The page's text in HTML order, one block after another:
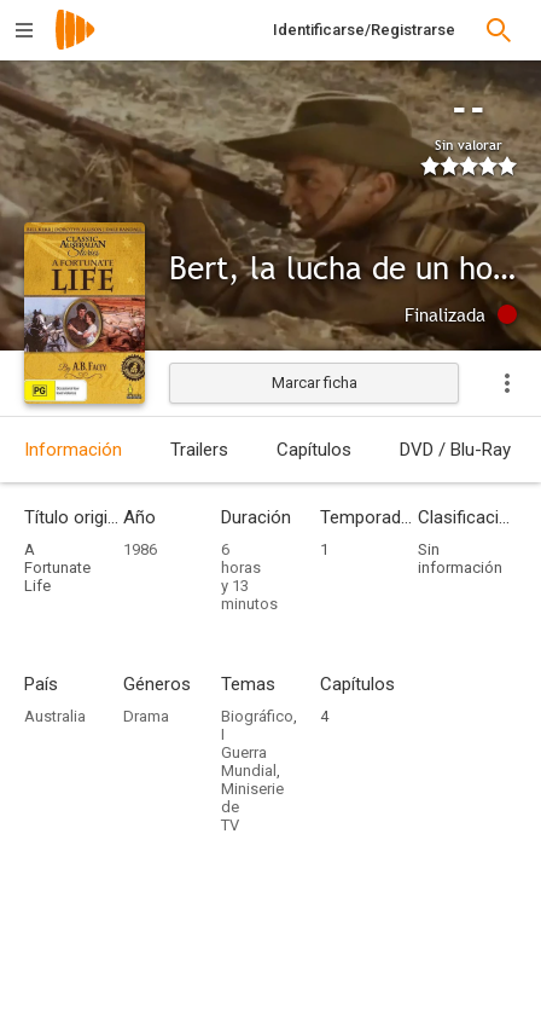
Identificarse/Registrarse
--
Sin valorar
Bert, la lucha de un hombre contra todo
Finalizada
Marcar ficha
Información Trailers Capítulos DVD / Blu-Ray
Título original
A
Fortunate
Life
Año
1986
Duración
6
horas
y 13
minutos
Temporadas
1
Clasificación por edades
Sin
información
País
Australia
Géneros
Drama
Temas
Biográfico,
I
Guerra
Mundial,
Miniserie
de
TV
Capítulos
4